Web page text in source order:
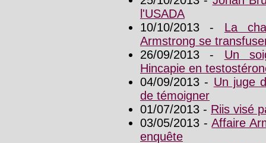
l'USADA
10/10/2013 - La
Armstrong se
26/09/2013 - Un
Hincapie en
04/09/2013 - Un juge
de témoigner
01/07/2013 - Riis visé
03/05/2013 -Affaire
enquête